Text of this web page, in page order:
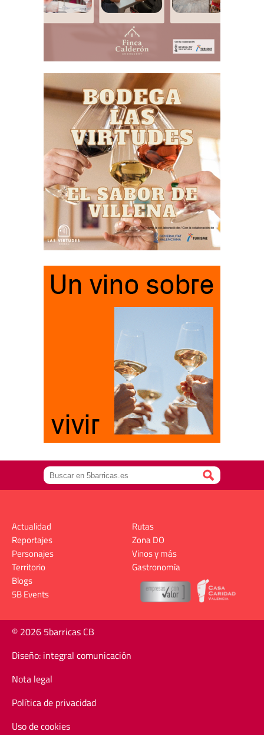
Actualidad
Reportajes
Personajes
Territorio
Rutas
Zona DO
Vinos y más
Gastronomía
Blogs
5B Events
© 2026 5barricas CB
Diseño: integral comunicación
Nota legal
Política de privacidad
Uso de cookies